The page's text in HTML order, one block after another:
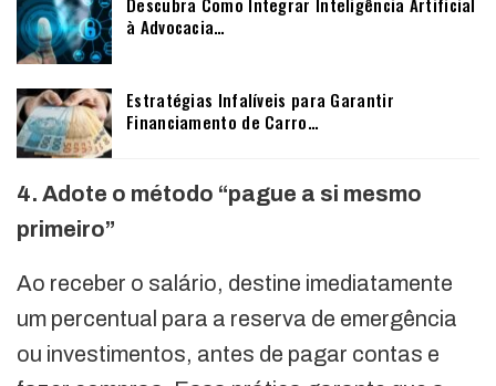
à Advocacia…
Estratégias Infalíveis para Garantir
Financiamento de Carro…
4. Adote o método “pague a si mesmo
primeiro”
Ao receber o salário, destine imediatamente
um percentual para a reserva de emergência
ou investimentos, antes de pagar contas e